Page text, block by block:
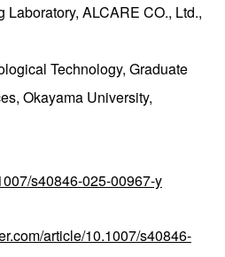
ALCARE CO., Ltd.,
Technology, Graduate
Okayama University,
s40846-025-00967-y
article/10.1007/s40846-